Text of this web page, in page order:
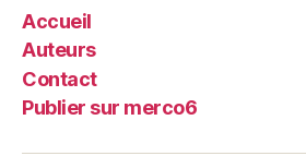
Accueil
Auteurs
Contact
Publier sur merco6